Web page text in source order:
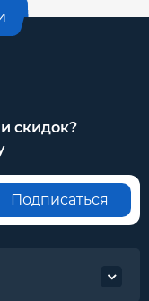
скидок?
Подписаться